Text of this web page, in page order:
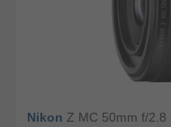
Nikon Z MC 50mm f/2.8